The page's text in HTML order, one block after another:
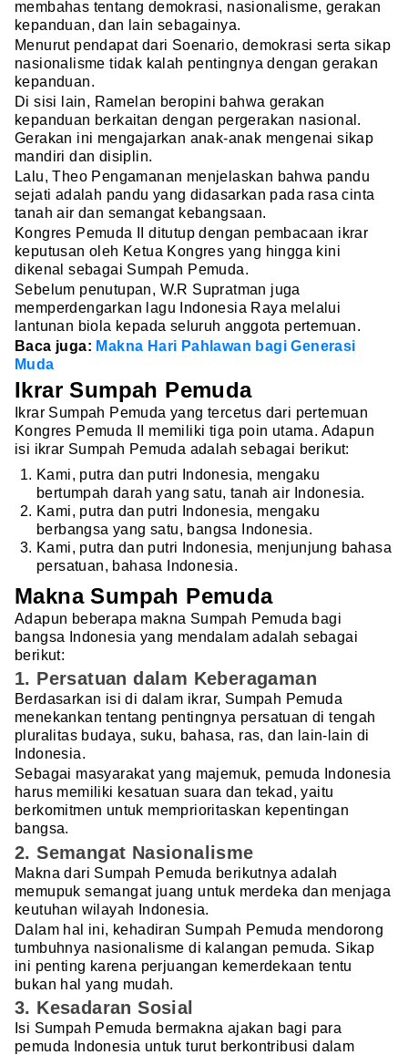
membahas tentang demokrasi, nasionalisme, gerakan
kepanduan, dan lain sebagainya.
Menurut pendapat dari Soenario, demokrasi serta sikap
nasionalisme tidak kalah pentingnya dengan gerakan
kepanduan.
Di sisi lain, Ramelan beropini bahwa gerakan
kepanduan berkaitan dengan pergerakan nasional.
Gerakan ini mengajarkan anak-anak mengenai sikap
mandiri dan disiplin.
Lalu, Theo Pengamanan menjelaskan bahwa pandu
sejati adalah pandu yang didasarkan pada rasa cinta
tanah air dan semangat kebangsaan.
Kongres Pemuda II ditutup dengan pembacaan ikrar
keputusan oleh Ketua Kongres yang hingga kini
dikenal sebagai Sumpah Pemuda.
Sebelum penutupan, W.R Supratman juga
memperdengarkan lagu Indonesia Raya melalui
lantunan biola kepada seluruh anggota pertemuan.
Baca juga: Makna Hari Pahlawan bagi Generasi
Muda
Ikrar Sumpah Pemuda
Ikrar Sumpah Pemuda yang tercetus dari pertemuan
Kongres Pemuda II memiliki tiga poin utama. Adapun
isi ikrar Sumpah Pemuda adalah sebagai berikut:
Kami, putra dan putri Indonesia, mengaku
bertumpah darah yang satu, tanah air Indonesia.
Kami, putra dan putri Indonesia, mengaku
berbangsa yang satu, bangsa Indonesia.
Kami, putra dan putri Indonesia, menjunjung bahasa
persatuan, bahasa Indonesia.
Makna Sumpah Pemuda
Adapun beberapa makna Sumpah Pemuda bagi
bangsa Indonesia yang mendalam adalah sebagai
berikut:
1. Persatuan dalam Keberagaman
Berdasarkan isi di dalam ikrar, Sumpah Pemuda
menekankan tentang pentingnya persatuan di tengah
pluralitas budaya, suku, bahasa, ras, dan lain-lain di
Indonesia.
Sebagai masyarakat yang majemuk, pemuda Indonesia
harus memiliki kesatuan suara dan tekad, yaitu
berkomitmen untuk memprioritaskan kepentingan
bangsa.
2. Semangat Nasionalisme
Makna dari Sumpah Pemuda berikutnya adalah
memupuk semangat juang untuk merdeka dan menjaga
keutuhan wilayah Indonesia.
Dalam hal ini, kehadiran Sumpah Pemuda mendorong
tumbuhnya nasionalisme di kalangan pemuda. Sikap
ini penting karena perjuangan kemerdekaan tentu
bukan hal yang mudah.
3. Kesadaran Sosial
Isi Sumpah Pemuda bermakna ajakan bagi para
pemuda Indonesia untuk turut berkontribusi dalam